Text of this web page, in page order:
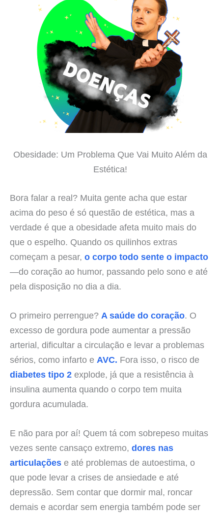
Obesidade: Um Problema Que Vai Muito Além da
Estética!
Bora falar a real? Muita gente acha que estar
acima do peso é só questão de estética, mas a
verdade é que a obesidade afeta muito mais do
que o espelho. Quando os quilinhos extras
começam a pesar, o corpo todo sente o impacto
—do coração ao humor, passando pelo sono e até
pela disposição no dia a dia.
O primeiro perrengue? A saúde do coração. O
excesso de gordura pode aumentar a pressão
arterial, dificultar a circulação e levar a problemas
sérios, como infarto e AVC. Fora isso, o risco de
diabetes tipo 2 explode, já que a resistência à
insulina aumenta quando o corpo tem muita
gordura acumulada.
E não para por aí! Quem tá com sobrepeso muitas
vezes sente cansaço extremo, dores nas
articulações e até problemas de autoestima, o
que pode levar a crises de ansiedade e até
depressão. Sem contar que dormir mal, roncar
demais e acordar sem energia também pode ser